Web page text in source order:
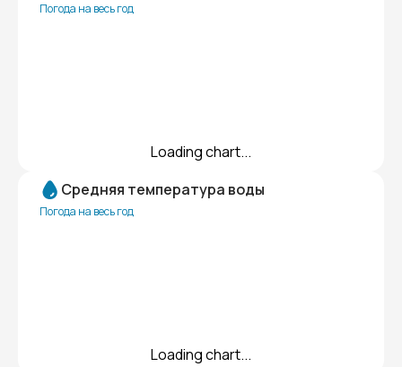
Погода на весь год
Loading chart...
Средняя температура воды
Погода на весь год
Loading chart...